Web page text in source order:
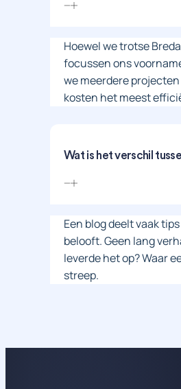
Hoewel we trotse
focussen ons
we meerdere
kosten het meest
Wat is het verschil
Een blog deelt vaak
belooft. Geen lang
leverde het op? Waar
streep.